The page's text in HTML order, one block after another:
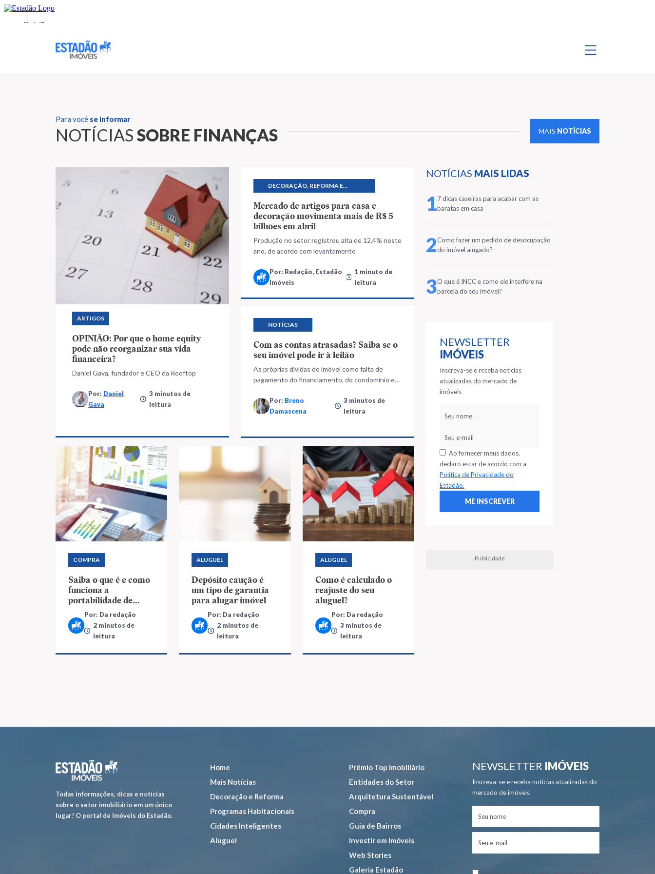
Para você se informar
NOTÍCIASSOBRE FINANÇAS MAIS NOTÍCIAS
NOTÍCIAS MAIS LIDAS
17 dicas caseiras para acabar com as
baratas em casa
2Como fazer um pedido de desocupação
do imóvel alugado?
3O que é INCC e como ele interfere na
parcela do seu imóvel?
NEWSLETTER
IMÓVEIS
Inscreva-se e receba notícias
atualizadas do mercado de
imóveis
Ao fornecer meus dados,
declaro estar de acordo com a
Política de Privacidade do
Estadão.
Publicidade
ARTIGOS
OPINIÃO: Por que o home equity
pode não reorganizar sua vida
financeira?
Daniel Gava, fundador e CEO da Rooftop
Por: Daniel
Gava
3 minutos de
leitura
DECORAÇÃO, REFORMA E
Mercado de artigos para casa e
decoração movimenta mais de R$ 5
bilhões em abril
Produção no setor registrou alta de 12,4% neste
ano, de acordo com levantamento
Por: Redação, Estadão
Imóveis
1 minuto de
leitura
NOTÍCIAS
Com as contas atrasadas? Saiba se o
seu imóvel pode ir à leilão
As próprias dívidas do imóvel como falta de
pagamento do financiamento, do condomínio e
real
Por: Breno
Damascena
3 minutos de
leitura
COMPRA
Saiba o que é e como
funciona a
portabilidade de
financiamento
imobiliário
Por: Da redação
2 minutos de
leitura
ALUGUEL
Depósito caução é
um tipo de garantia
para alugar imóvel
Por: Da redação
2 minutos de
leitura
ALUGUEL
Como é calculado o
reajuste do seu
aluguel?
Por: Da redação
3 minutos de
leitura
Todas informações, dicas e notícias
sobre o setor imobiliário em um único
lugar! O portal de Imóveis do Estadão.
Home
Mais Notícias
Decoração e Reforma
Programas Habitacionais
Cidades Inteligentes
Aluguel
Prêmio Top Imobiliário
Entidades do Setor
Arquitetura Sustentável
Compra
Guia de Bairros
Investir em Imóveis
Web Stories
Galeria Estadão
NEWSLETTER IMÓVEIS
Inscreva-se e receba notícias atualizadas do
mercado de imóveis